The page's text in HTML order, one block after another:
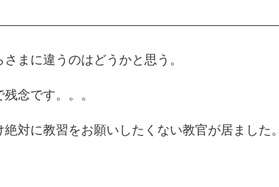
まに違うのはどうかと思う。
念です。。。
対に教習をお願いしたくない教官が居ました。